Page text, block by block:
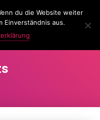
du die Website weiter
Einverständnis aus.